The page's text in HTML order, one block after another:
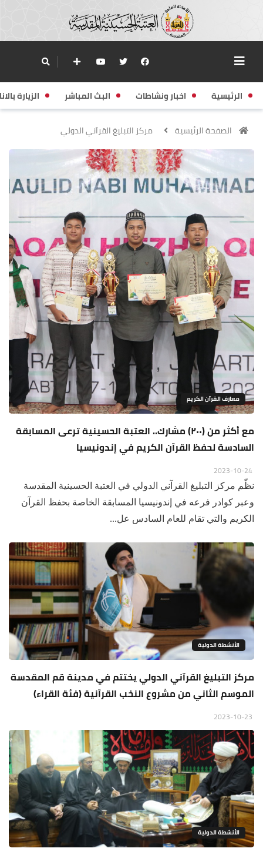
الرئيسية اخبار ونشاطات البث المباشر الزيارة
الصفحة الرئيسية مركز التبليغ القرآني الدولي
معارف القرآن الكريم
مع أكثر من (٢٠٠) مشارك.. العتبة الحسينية ترعى المسابقة
السادسة لحفظ القرآن الكريم في إندونيسيا
نظّم مركز التبليغ القرآني الدولي في العتبة الحسينية المقدسة
وعبر كوادر فرعه في إندونيسيا المسابقة الخاصة بحفظ القرآن
الكريم والتي تقام للعام السادس عل...
الأنشطة الدولية
مركز التبليغ القرآني الدولي يختتم في مدينة قم المقدسة
الموسم الثاني من مشروع النخب القرآنية (فئة القراء)
الأنشطة الدولية